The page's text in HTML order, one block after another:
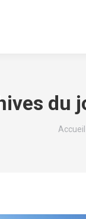
du
Vous
Accueil